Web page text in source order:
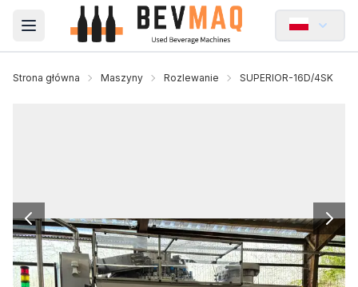
Open main menu
Strona główna Maszyny Rozlewanie SUPERIOR-16D/4SK